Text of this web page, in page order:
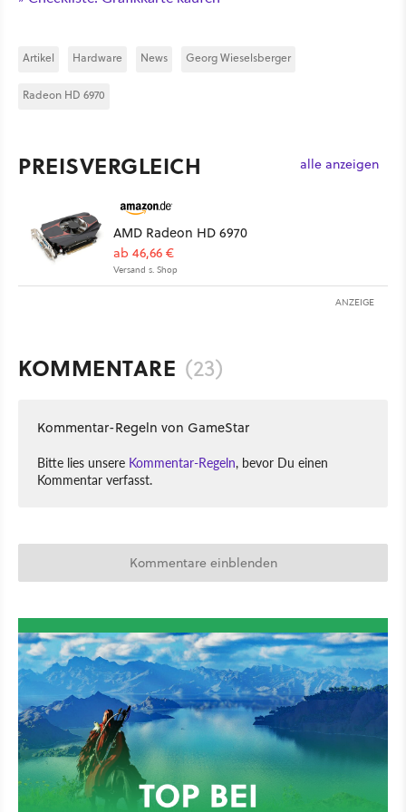
Artikel Hardware News Georg Wieselsberger
Radeon HD 6970
PREISVERGLEICH alle anzeigen
AMD Radeon HD 6970
ab 46,66 €
Versand s. Shop
ANZEIGE
KOMMENTARE (23)
Kommentar-Regeln von GameStar
Bitte lies unsere Kommentar-Regeln, bevor Du einen
Kommentar verfasst.
Kommentare einblenden